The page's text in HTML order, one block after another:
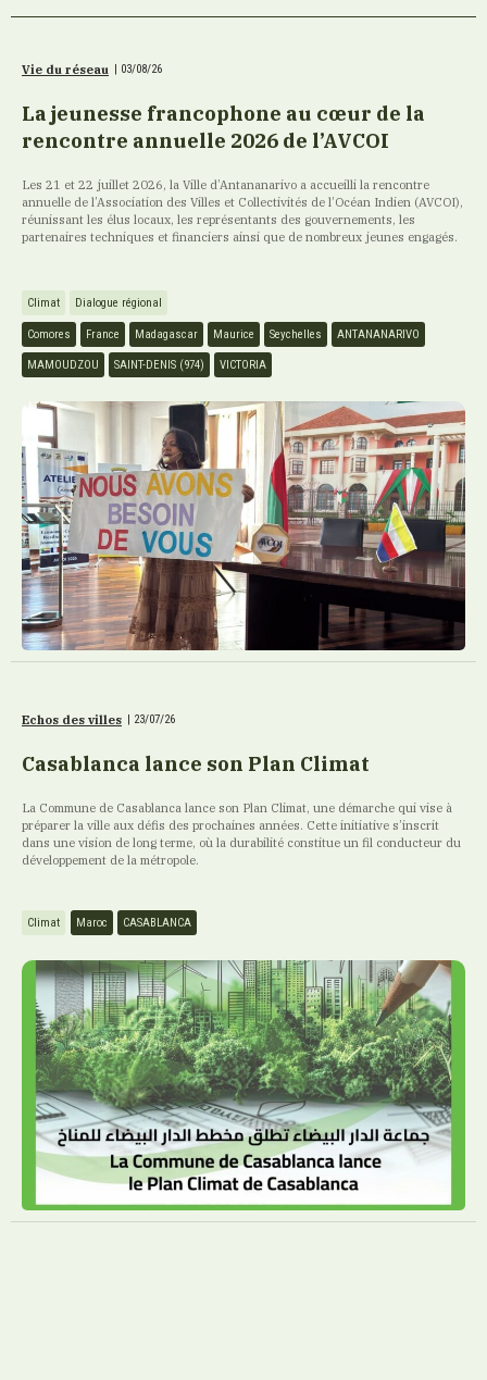
Vie du réseau 03/08/26
La jeunesse francophone au cœur de la
rencontre annuelle 2026 de l’AVCOI
Les 21 et 22 juillet 2026, la Ville d’Antananarivo a accueilli la rencontre
annuelle de l’Association des Villes et Collectivités de l’Océan Indien (AVCOI),
réunissant les élus locaux, les représentants des gouvernements, les
partenaires techniques et financiers ainsi que de nombreux jeunes engagés.
Climat Dialogue régional
Comores France Madagascar Maurice Seychelles ANTANANARIVO
MAMOUDZOU SAINT-DENIS (974) VICTORIA
Echos des villes 23/07/26
Casablanca lance son Plan Climat
La Commune de Casablanca lance son Plan Climat, une démarche qui vise à
préparer la ville aux défis des prochaines années. Cette initiative s’inscrit
dans une vision de long terme, où la durabilité constitue un fil conducteur du
développement de la métropole.
Climat Maroc CASABLANCA